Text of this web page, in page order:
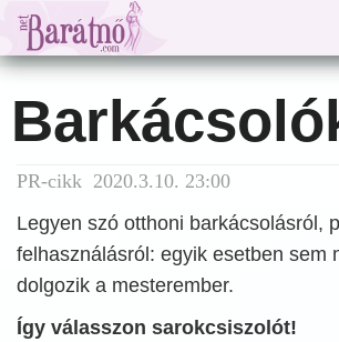
PR-cikk 2020.3.10. 23:00
Legyen szó otthoni barkácsolásról,
felhasználásról: egyik esetben sem
dolgozik a mesterember.
Így válasszon sarokcsiszolót!